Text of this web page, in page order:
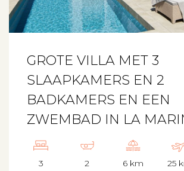
GROTE VILLA MET 3
SLAAPKAMERS EN 2
BADKAMERS EN EEN
ZWEMBAD IN LA
3 2 6 km 25